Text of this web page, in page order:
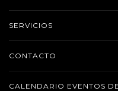
SERVICIOS
CONTACTO
CALENDARIO EVENTOS